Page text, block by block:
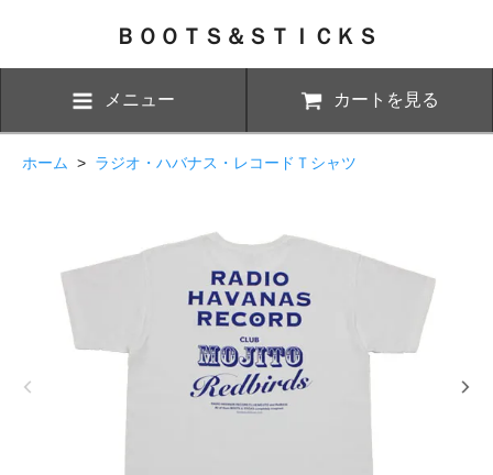
ＢＯＯＴＳ＆ＳＴＩＣＫＳ
メニュー カートを見る
ホーム > ラジオ・ハバナス・レコードＴシャツ